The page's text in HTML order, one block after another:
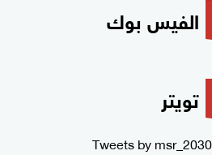
الفيس بوك
تويتر
Tweets by msr_2030